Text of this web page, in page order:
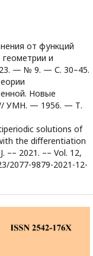
от функций
и
— № 9. — С. 30–45.
Новые
// УМН. — 1956. — Т.
solutions of
the diﬀerentiation
–– 2021. –– Vol. 12,
2077-9879-2021-12-